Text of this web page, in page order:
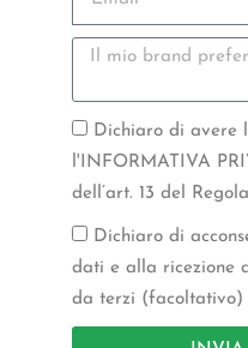
Dichiaro di avere
l'INFORMATIVA
dell’art. 13 del
Dichiaro di
dati e alla ricezione
da terzi (facoltativo)